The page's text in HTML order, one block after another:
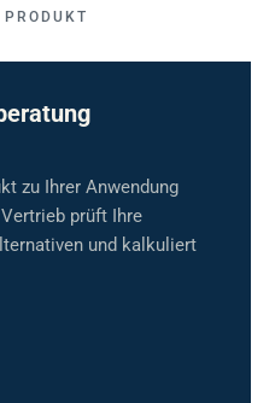
zu Ihrer Anwendung
prüft Ihre
und kalkuliert